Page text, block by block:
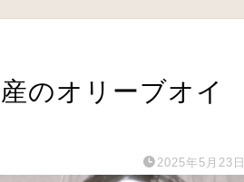
のオリーブオイ
2025年5月23日